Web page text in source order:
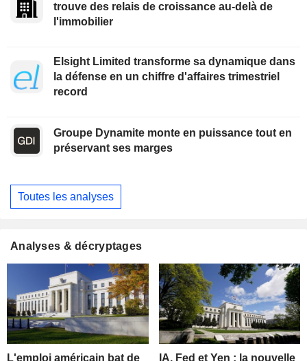
trouve des relais de croissance au-delà de
l'immobilier
Elsight Limited transforme sa dynamique dans
la défense en un chiffre d'affaires trimestriel
record
Groupe Dynamite monte en puissance tout en
préservant ses marges
Toutes les analyses
Analyses & décryptages
L'emploi américain bat de IA, Fed et Yen : la nouvelle